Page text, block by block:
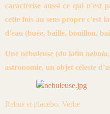
caractérise aussi ce qui n'est
cette fois au sens propre c'est
d'eau (buée, baille, bouillon,
Une nébuleuse (du latin nebula
astronomie, un objet céleste
Rebus et placebo. Verbe